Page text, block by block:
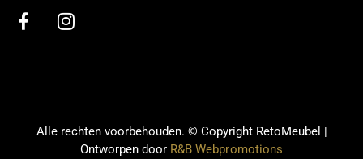
Alle rechten voorbehouden. © Copyright RetoMeubel |
Ontworpen door R&B Webpromotions